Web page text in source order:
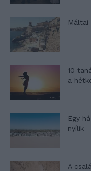
Máltai
10
a
Egy
nyílik
A